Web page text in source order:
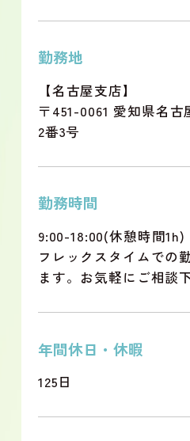
勤務地
【名古屋支店】
〒451-0061 愛知県名
2番3号
勤務時間
9:00-18:00(休憩時間1h)
フレックスタイムでの
ます。お気軽にご相談
年間休日・休暇
125日